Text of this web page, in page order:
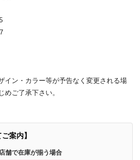
イン・カラー等が予告なく変更される場
めご了承下さい。
案内】
舗で在庫が揃う場合